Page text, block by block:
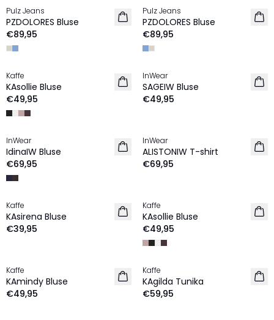
NEU
Pulz Jeans
PZDOLORES Bluse
€89,95
NEU
Pulz Jeans
PZDOLORES Bluse
€89,95
NEU
Kaffe
KAsollie Bluse
€49,95
NEU
InWear
SAGEIW Bluse
€49,95
NEU
InWear
IdinaIW Bluse
€69,95
NEU
InWear
ALISTONIW T-shirt
€69,95
NEU
Kaffe
KAsirena Bluse
€39,95
NEU
Kaffe
KAsollie Bluse
€49,95
NEU
Kaffe
KAmindy Bluse
€49,95
NEU
Kaffe
KAgilda Tunika
€59,95